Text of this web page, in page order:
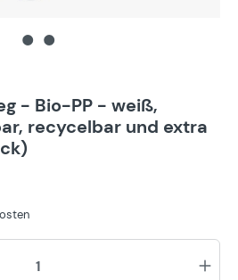
- Bio-PP - weiß,
recycelbar und extra